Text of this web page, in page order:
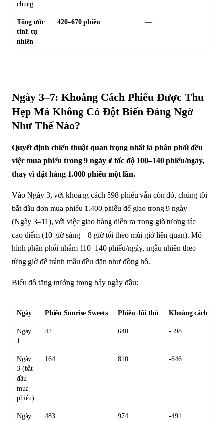
chung
Tổng ước
tính tự
nhiên
420–670 phiếu —
Ngày 3–7: Khoảng Cách Phiếu Được Thu
Hẹp Mà Không Có Đột Biến Đáng Ngờ
Như Thế Nào?
Quyết định chiến thuật quan trọng nhất là phân phối đều
việc mua phiếu trong 9 ngày ở tốc độ 100–140 phiếu/ngày,
thay vì đặt hàng 1.000 phiếu một lần.
Vào Ngày 3, với khoảng cách 598 phiếu vẫn còn đó, chúng tôi
bắt đầu đơn mua phiếu 1.400 phiếu để giao trong 9 ngày
(Ngày 3–11), với việc giao hàng diễn ra trong giờ tương tác
cao điểm (10 giờ sáng – 8 giờ tối theo múi giờ liên quan). Mô
hình phân phối nhắm 110–140 phiếu/ngày, ngẫu nhiên theo
từng giờ để tránh mẫu đều đặn như đồng hồ.
Biểu đồ tăng trưởng trong bảy ngày đầu:
Ngày Phiếu Sunrise Sweets Phiếu đối thủ Khoảng cách
Ngày
1
42 640 -598
Ngày
3 (bắt
đầu
mua
phiếu)
164 810 -646
Ngày 483 974 -491